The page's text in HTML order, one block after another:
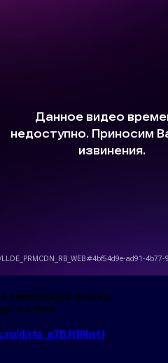
полета.
и стиля
d/rta_g3BJtI0hrQ